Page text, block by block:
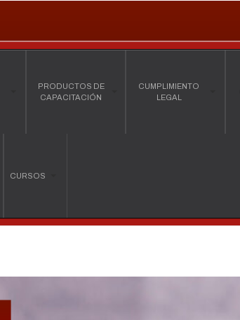
PRODUCTOS DE
CAPACITACIÓN
CUMPLIMIENTO
LEGAL
CURSOS